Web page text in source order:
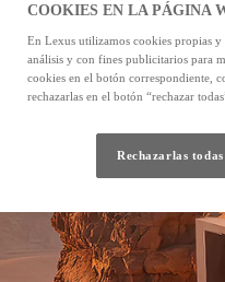
COOKIES EN LA PÁGINA
En Lexus utilizamos cookies propias
análisis y con fines publicitarios para
cookies en el botón correspondiente,
rechazarlas en el botón “rechazar
Rechazarlas todas